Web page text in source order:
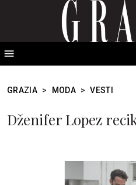
GRAZIA > MODA > VESTI
Dženifer Lopez